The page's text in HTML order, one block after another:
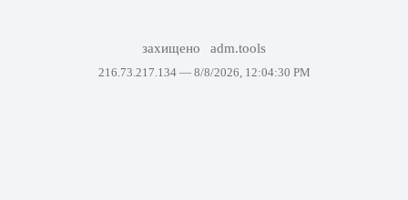
захищено adm.tools
216.73.217.134 — 8/8/2026, 12:04:30 PM